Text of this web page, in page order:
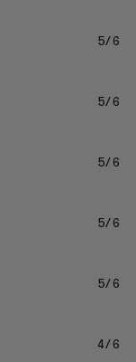
5/6
5/6
5/6
5/6
5/6
4/6